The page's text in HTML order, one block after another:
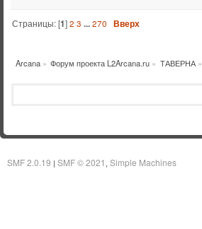
Страницы: [1]2 3 ...270 Вверх
Arcana» Форум проекта L2Arcana.ru » ТАВЕРНА»
SMF 2.0.19 | SMF © 2021 Simple Machines